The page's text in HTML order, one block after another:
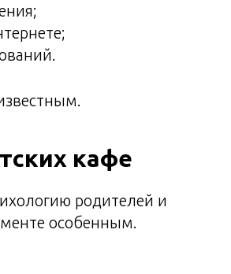
кафе
родителей и
особенным.